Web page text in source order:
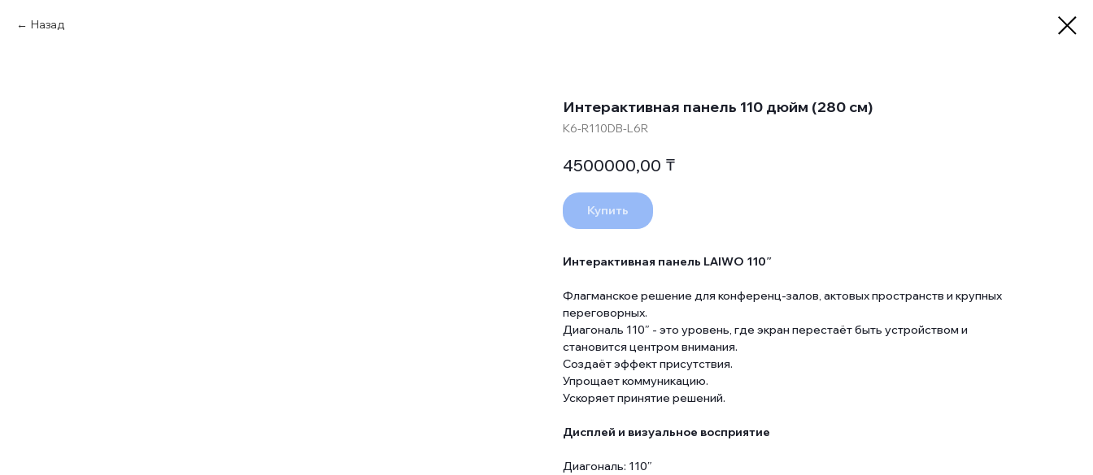
Назад
Интерактивная панель 110 дюйм (280 см)
K6-R110DB-L6R
4500000,00 ₸
Купить
Интерактивная панель LAIWO 110″
Флагманское решение для конференц-залов, актовых пространств и крупных
переговорных.
Диагональ 110″ - это уровень, где экран перестаёт быть устройством и
становится центром внимания.
Создаёт эффект присутствия.
Упрощает коммуникацию.
Ускоряет принятие решений.
Дисплей и визуальное восприятие
Диагональ: 110″